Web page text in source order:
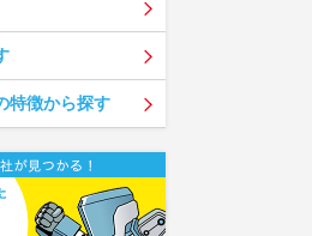
特徴から探す